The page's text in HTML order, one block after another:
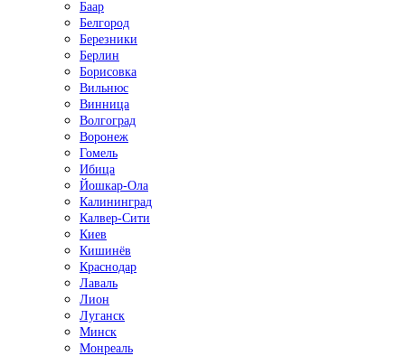
Баар
Белгород
Березники
Берлин
Борисовка
Вильнюс
Винница
Волгоград
Воронеж
Гомель
Ибица
Йошкар-Ола
Калининград
Калвер-Сити
Киев
Кишинёв
Краснодар
Лаваль
Лион
Луганск
Минск
Монреаль